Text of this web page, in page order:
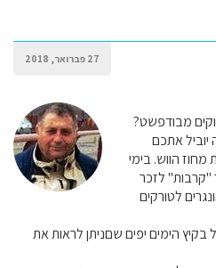
27 פברואר, 2018
מבודפשט?
אתכם
מחוז הווש. בימי
לזכר
לטורקים
הימים יפים שםניתן לראות את